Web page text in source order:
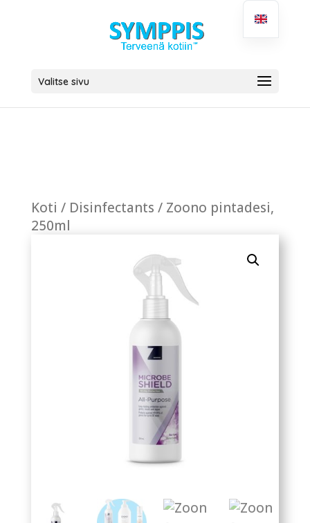
Valitse sivu
Koti / Disinfectants / Zoono pintadesi,
250ml